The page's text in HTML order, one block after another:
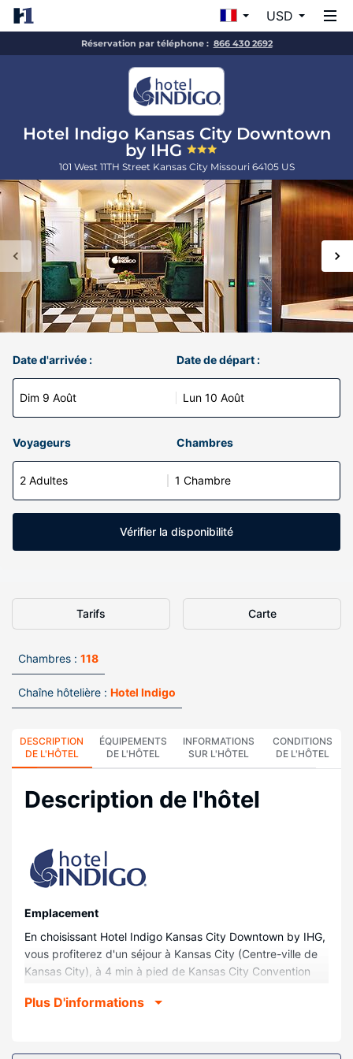
USD
Réservation par téléphone : 866 430 2692
Hotel Indigo Kansas City Downtown
by IHG
101 West 11TH Street Kansas City Missouri 64105 US
Date d'arrivée :
Dim 9 Août
Date de départ :
Lun 10 Août
Voyageurs Chambres
2 Adultes 1 Chambre
Vérifier la disponibilité
Tarifs Carte
Chambres : 118
Chaîne hôtelière : Hotel Indigo
DESCRIPTION
DE L'HÔTEL
ÉQUIPEMENTS
DE L'HÔTEL
INFORMATIONS
SUR L'HÔTEL
CONDITIONS
DE L'HÔTEL
Description de l'hôtel
Emplacement
En choisissant Hotel Indigo Kansas City Downtown by IHG,
vous profiterez d'un séjour à Kansas City (Centre-ville de
Kansas City), à 4 min à pied de Kansas City Convention
omnisports T-Mobile Center. Cet hôtel se trouve à 12,8 km
Plus D'informations